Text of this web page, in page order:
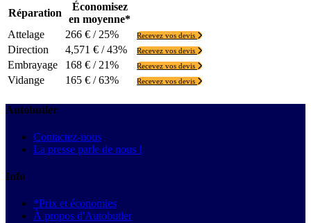
Réparation
Économisez
en moyenne*
Attelage
266 € / 25% Recevez vos devis
Direction 4,571 € / 43% Recevez vos devis
Embrayage 168 € / 21% Recevez vos devis
Vidange 165 € / 63% Recevez vos devis
Autobutler
Contactez-nous
La presse parle de nous !
Info
*Prix et économies
À propos d'Autobutler